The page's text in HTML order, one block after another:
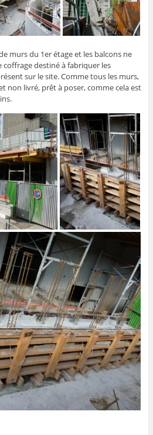
murs du 1er étage et les balcons ne
destiné à fabriquer les
sur le site. Comme tous les murs,
non livré, prêt à poser, comme cela est